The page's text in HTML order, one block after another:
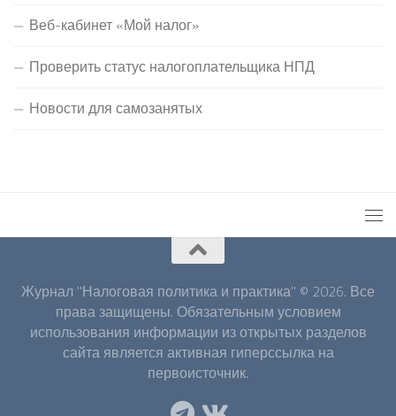
Веб-кабинет «Мой налог»
Проверить статус налогоплательщика НПД
Новости для самозанятых
Журнал "Налоговая политика и практика" © 2026. Все
права защищены. Обязательным условием
использования информации из открытых разделов
сайта является активная гиперссылка на
первоисточник.